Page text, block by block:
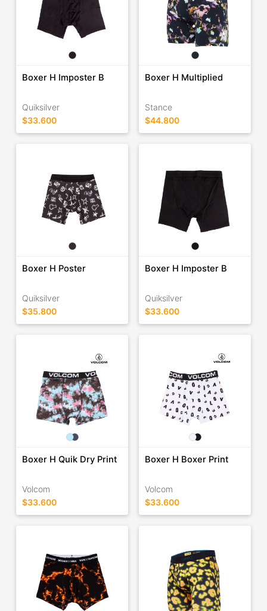
Boxer H Imposter B
Quiksilver
$33.600
Boxer H Multiplied
Stance
$44.800
Boxer H Poster
Quiksilver
$35.800
Boxer H Imposter B
Quiksilver
$33.600
Boxer H Quik Dry Print
Volcom
$33.600
Boxer H Boxer Print
Volcom
$33.600